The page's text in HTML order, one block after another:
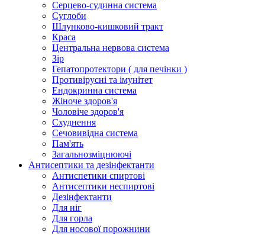
Серцево-судинна система
Суглоби
Шлунково-кишковий тракт
Краса
Центральна нервова система
Зір
Гепатопротектори ( для печінки )
Противірусні та імунітет
Ендокринна система
Жіноче здоров'я
Чоловіче здоров'я
Схуднення
Сечовивідна система
Пам'ять
Загальнозміцнюючі
Антисептики та дезінфектанти
Антиспетики спиртові
Антисептики неспиртові
Дезінфектанти
Для ніг
Для горла
Для носової порожнини